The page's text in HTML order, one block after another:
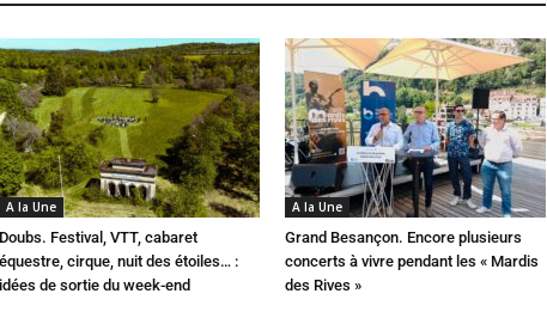
A la Une
Doubs. Festival, VTT, cabaret
équestre, cirque, nuit des étoiles… :
idées de sortie du week-end
A la Une
Grand Besançon. Encore plusieurs
concerts à vivre pendant les « Mardis
des Rives »